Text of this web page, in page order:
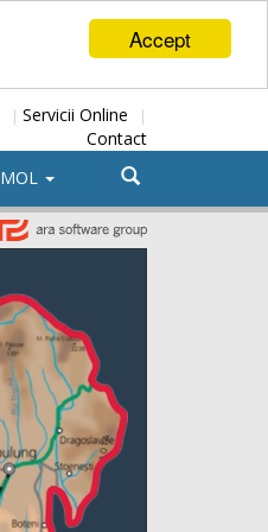
Accept
| Servicii Online |
Contact
MOL